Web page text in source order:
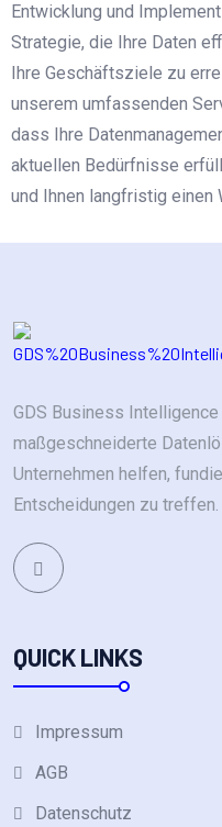
Entwicklung und
Strategie, die Ihre Daten
Ihre Geschäftsziele zu
unserem umfassenden
dass Ihre
aktuellen Bedürfnisse
und Ihnen langfristig
GDS Business
maßgeschneiderte
Unternehmen helfen,
Entscheidungen zu treffen.
QUICK LINKS
Impressum
AGB
Datenschutz